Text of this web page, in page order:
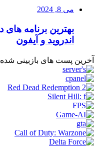
می 8, 2024
اندروید و آیفون
آخرین پست های بازبینی شده